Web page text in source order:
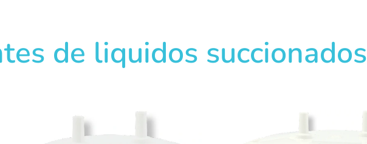
de liquidos succionados